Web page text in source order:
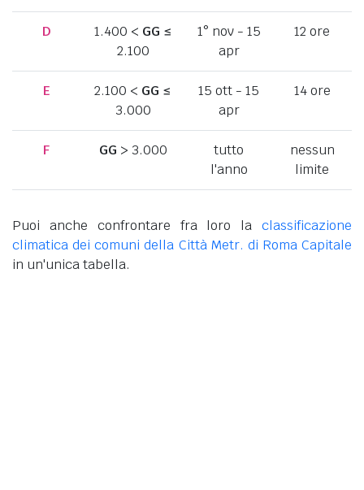
D 1.400 < GG ≤
2.100
1° nov - 15
apr
12 ore
E 2.100 < GG ≤
3.000
15 ott - 15
apr
14 ore
F GG > 3.000
tutto
l'anno
nessun
limite
Puoi anche confrontare fra loro la classificazione
climatica dei comuni della Città Metr. di Roma Capitale
in un'unica tabella.